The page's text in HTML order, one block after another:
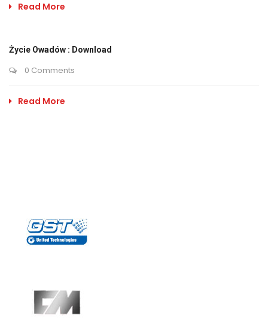
Read More
Życie Owadów : Download
0 Comments
Read More